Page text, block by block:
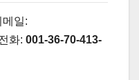
메일:
화: 001-36-70-413-